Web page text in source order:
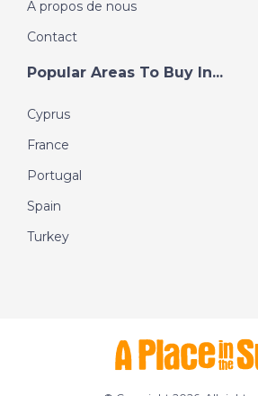
A propos de nous
Contact
Popular Areas To Buy In...
Cyprus
France
Portugal
Spain
Turkey